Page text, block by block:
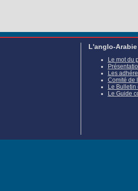
L'anglo-Arabie
Le mot du
Les
Comité de
Le Bulletin
Le Guide